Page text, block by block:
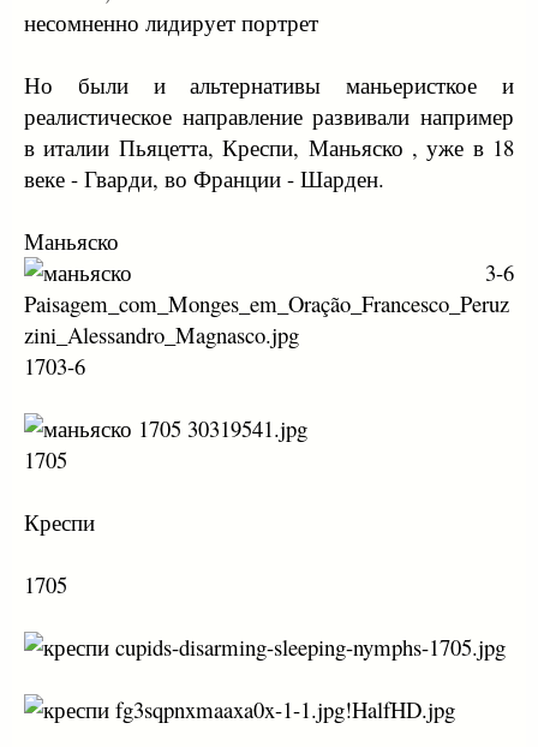
несомненно лидирует портрет
Но были и альтернативы маньеристкое и
реалистическое направление развивали например
в италии Пьяцетта, Креспи, Маньяско , уже в 18
веке - Гварди, во Франции - Шарден.
Маньяско
1703-6
1705
Креспи
1705